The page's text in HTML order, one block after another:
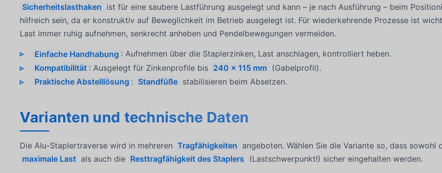
Sicherheitslasthaken ist für eine saubere Lastführung ausgelegt und kann – je nach Ausführung – beim
hilfreich sein, da er konstruktiv auf Beweglichkeit im Betrieb ausgelegt ist. Für wiederkehrende Prozesse ist
Last immer ruhig aufnehmen, senkrecht anheben und Pendelbewegungen vermeiden.
Einfache Handhabung : Aufnehmen über die Staplerzinken, Last anschlagen, kontrolliert heben.
Kompatibilität : Ausgelegt für Zinkenprofile bis 240 x 115 mm (Gabelprofil).
Praktische Abstelllösung : Standfüße stabilisieren beim Absetzen.
Varianten und technische Daten
Die Alu-Staplertraverse wird in mehreren Tragfähigkeiten angeboten. Wählen Sie die Variante so, dass sowohl
maximale Last als auch die Resttragfähigkeit des Staplers (Lastschwerpunkt!) sicher eingehalten werden.